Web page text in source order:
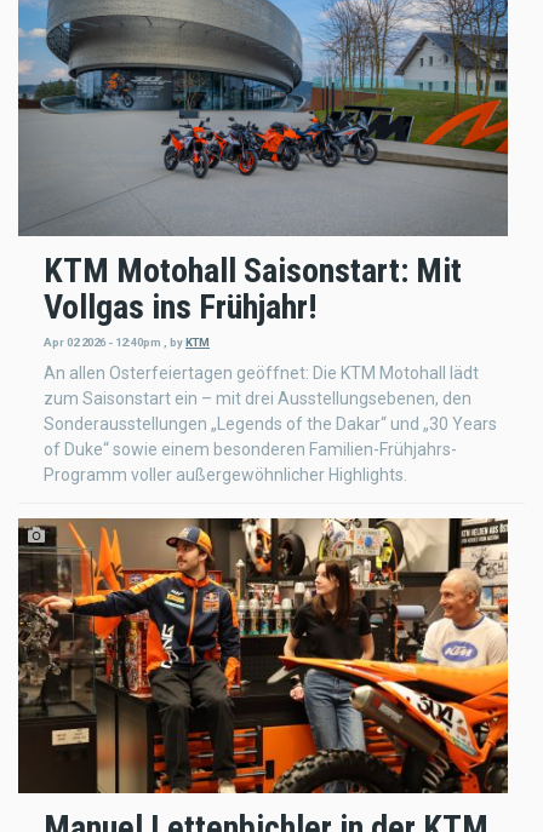
KTM Motohall Saisonstart: Mit
Vollgas ins Frühjahr!
Apr 02 2026 - 12:40pm byKTM
An allen Osterfeiertagen geöffnet: Die KTM Motohall lädt
zum Saisonstart ein – mit drei Ausstellungsebenen, den
Sonderausstellungen „Legends of the Dakar“ und „30 Years
of Duke“ sowie einem besonderen Familien-Frühjahrs-
Programm voller außergewöhnlicher Highlights.